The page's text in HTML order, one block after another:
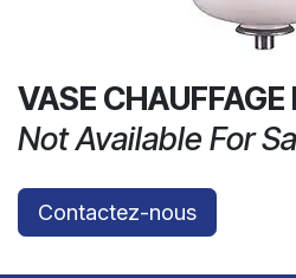
VASE CHAUFFAGE
Not Available For
Contactez-nous